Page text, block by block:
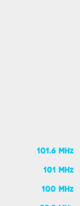
101.6 MHz
101 MHz
100 MHz